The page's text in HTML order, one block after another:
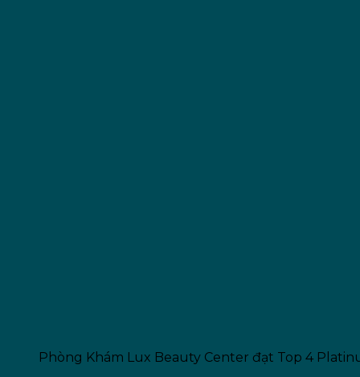
Phòng Khám Lux Beauty Center đạt Top 4